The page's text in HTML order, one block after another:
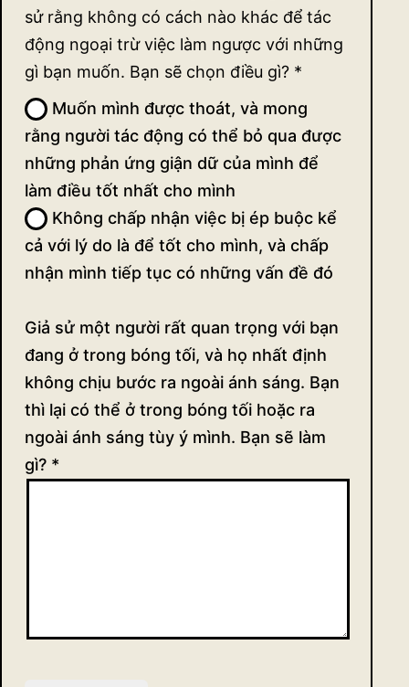
sử rằng không có cách nào khác để tác
động ngoại trừ việc làm ngược với những
gì bạn muốn. Bạn sẽ chọn điều gì? *
Muốn mình được thoát, và mong
rằng người tác động có thể bỏ qua được
những phản ứng giận dữ của mình để
làm điều tốt nhất cho mình
Không chấp nhận việc bị ép buộc kể
cả với lý do là để tốt cho mình, và chấp
nhận mình tiếp tục có những vấn đề đó
Giả sử một người rất quan trọng với bạn
đang ở trong bóng tối, và họ nhất định
không chịu bước ra ngoài ánh sáng. Bạn
thì lại có thể ở trong bóng tối hoặc ra
ngoài ánh sáng tùy ý mình. Bạn sẽ làm
gì? *